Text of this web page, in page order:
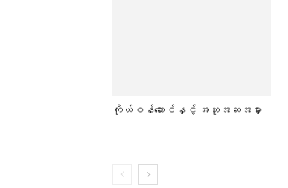
ကိုယ်ဝန်ဆောင်နှင့် အယူအဆအမှား